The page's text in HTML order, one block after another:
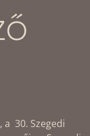
a 30. Szegedi